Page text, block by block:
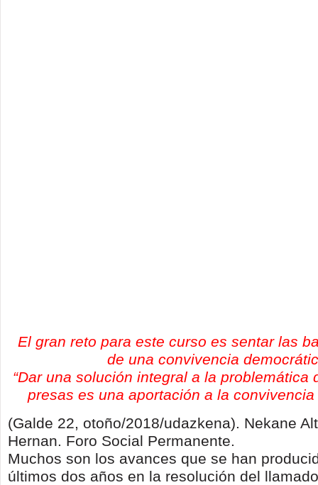
El gran reto para este curso es sentar las
de una convivencia
“Dar una solución integral a la problemática
presas es una aportación a la convivencia
(Galde 22, otoño/2018/udazkena). Nekane
Hernan. Foro Social Permanente.
Muchos son los avances que se han
últimos dos años en la resolución del